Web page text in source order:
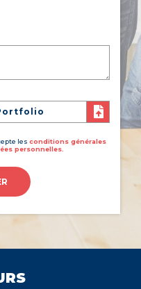
les conditions générales
personnelles.